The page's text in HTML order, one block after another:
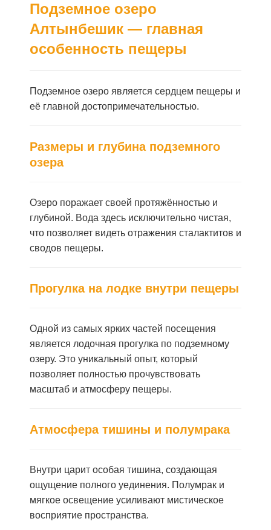
Подземное озеро
Алтынбешик — главная
особенность пещеры
Подземное озеро является сердцем пещеры и
её главной достопримечательностью.
Размеры и глубина подземного
озера
Озеро поражает своей протяжённостью и
глубиной. Вода здесь исключительно чистая,
что позволяет видеть отражения сталактитов и
сводов пещеры.
Прогулка на лодке внутри пещеры
Одной из самых ярких частей посещения
является лодочная прогулка по подземному
озеру. Это уникальный опыт, который
позволяет полностью прочувствовать
масштаб и атмосферу пещеры.
Атмосфера тишины и полумрака
Внутри царит особая тишина, создающая
ощущение полного уединения. Полумрак и
мягкое освещение усиливают мистическое
восприятие пространства.